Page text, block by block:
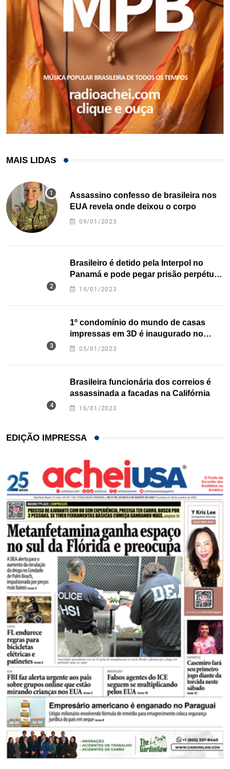
MAIS LIDAS
Assassino confesso de brasileira nos
EUA revela onde deixou o corpo
09/01/2023
Brasileiro é detido pela Interpol no
Panamá e pode pegar prisão perpétua
nos EUA
19/01/2023
1º condomínio do mundo de casas
impressas em 3D é inaugurado no
Texas
05/01/2023
Brasileira funcionária dos correios é
assassinada a facadas na Califórnia
16/01/2023
EDIÇÃO IMPRESSA